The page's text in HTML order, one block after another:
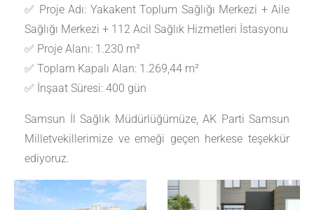
✅ Proje Adı: Yakakent Toplum Sağlığı Merkezi + Aile
Sağlığı Merkezi + 112 Acil Sağlık Hizmetleri İstasyonu
✅ Proje Alanı: 1.230 m²
✅ Toplam Kapalı Alan: 1.269,44 m²
✅ İnşaat Süresi: 400 gün
Samsun İl Sağlık Müdürlüğümüze, AK Parti Samsun
Milletvekillerimize ve emeği geçen herkese teşekkür
ediyoruz.